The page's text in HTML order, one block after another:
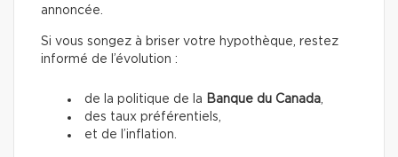
annoncée.
Si vous songez à briser votre hypothèque, restez
informé de l’évolution :
de la politique de la Banque du Canada,
des taux préférentiels,
et de l’inflation.